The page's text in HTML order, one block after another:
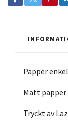
Papper
Matt papper
Tryckt av